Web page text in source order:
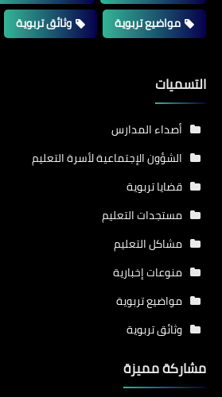
مواضيع تربوية
وثائق تربوية
التسميات
أصداء المدارس
الشؤون الإجتماعية لأسرة التعليم
قضايا تربوية
مستجدات التعليم
مشاكل التعليم
منوعات إخبارية
مواضيع تربوية
وثائق تربوية
مشاركة مميزة